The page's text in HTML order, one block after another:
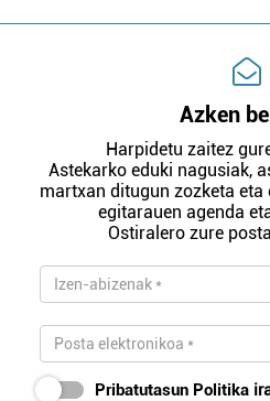
Azken
Harpidetu zaitez
Astekarko eduki nagusiak,
martxan ditugun zozketa
egitarauen agenda
Ostiralero zure
Pribatutasun Politika